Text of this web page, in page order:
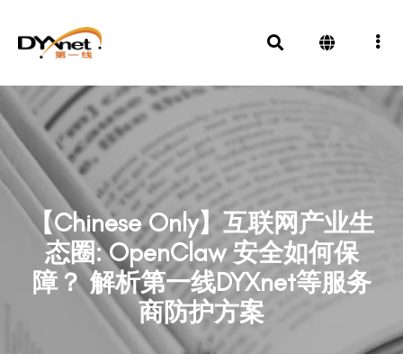
【Chinese Only】互联网产业生
态圈: OpenClaw 安全如何保
障？ 解析第一线DYXnet等服务
商防护方案